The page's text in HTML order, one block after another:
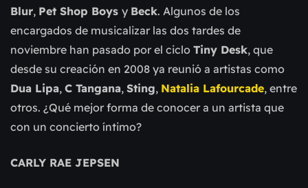
Blur, Pet Shop Boys y Beck. Algunos de los
encargados de musicalizar las dos tardes de
noviembre han pasado por el ciclo Tiny Desk, que
desde su creación en 2008 ya reunió a artistas como
Dua Lipa, C Tangana, Sting, Natalia Lafourcade, entre
otros. ¿Qué mejor forma de conocer a un artista que
con un concierto íntimo?
CARLY RAE JEPSEN